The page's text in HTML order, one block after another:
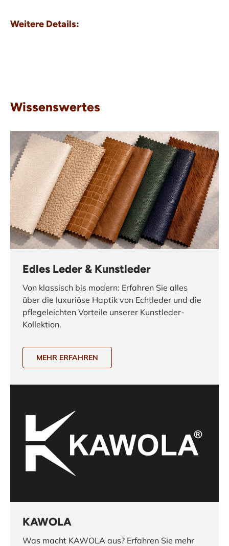
Weitere Details:
Wissenswertes
Edles Leder & Kunstleder
Von klassisch bis modern: Erfahren Sie alles
über die luxuriöse Haptik von Echtleder und die
pflegeleichten Vorteile unserer Kunstleder-
Kollektion.
MEHR ERFAHREN
KAWOLA
Was macht KAWOLA aus? Erfahren Sie mehr